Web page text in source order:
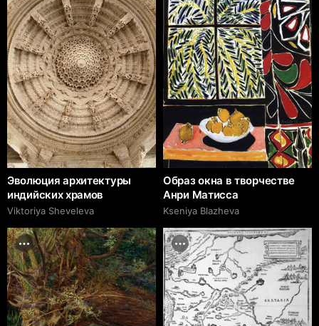
Эволюция архитектуры
индийских храмов
Viktoriya Sheveleva
Образ окна в творчестве
Анри Матисса
Kseniya Blazheva